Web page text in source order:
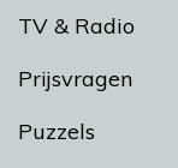
TV & Radio
Prijsvragen
Puzzels